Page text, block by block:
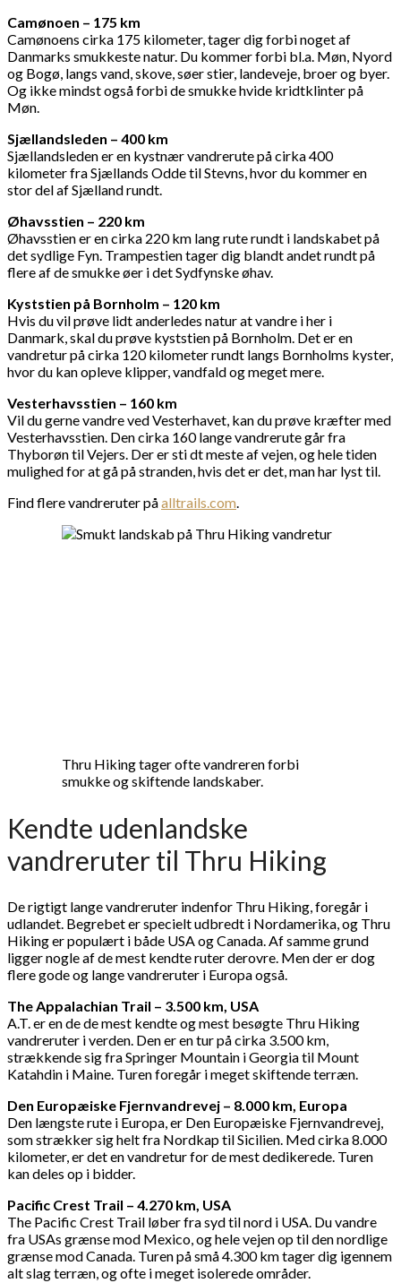
Camønoen – 175 km
Camønoens cirka 175 kilometer, tager dig forbi noget af
Danmarks smukkeste natur. Du kommer forbi bl.a. Møn, Nyord
og Bogø, langs vand, skove, søer stier, landeveje, broer og byer.
Og ikke mindst også forbi de smukke hvide kridtklinter på
Møn.
Sjællandsleden – 400 km
Sjællandsleden er en kystnær vandrerute på cirka 400
kilometer fra Sjællands Odde til Stevns, hvor du kommer en
stor del af Sjælland rundt.
Øhavsstien – 220 km
Øhavsstien er en cirka 220 km lang rute rundt i landskabet på
det sydlige Fyn. Trampestien tager dig blandt andet rundt på
flere af de smukke øer i det Sydfynske øhav.
Kyststien på Bornholm – 120 km
Hvis du vil prøve lidt anderledes natur at vandre i her i
Danmark, skal du prøve kyststien på Bornholm. Det er en
vandretur på cirka 120 kilometer rundt langs Bornholms kyster,
hvor du kan opleve klipper, vandfald og meget mere.
Vesterhavsstien – 160 km
Vil du gerne vandre ved Vesterhavet, kan du prøve kræfter med
Vesterhavsstien. Den cirka 160 lange vandrerute går fra
Thyborøn til Vejers. Der er sti dt meste af vejen, og hele tiden
mulighed for at gå på stranden, hvis det er det, man har lyst til.
Find flere vandreruter påalltrails.com
Thru Hiking tager ofte vandreren forbi
smukke og skiftende landskaber.
Kendte udenlandske
vandreruter til Thru Hiking
De rigtigt lange vandreruter indenfor Thru Hiking, foregår i
udlandet. Begrebet er specielt udbredt i Nordamerika, og Thru
Hiking er populært i både USA og Canada. Af samme grund
ligger nogle af de mest kendte ruter derovre. Men der er dog
flere gode og lange vandreruter i Europa også.
The Appalachian Trail – 3.500 km, USA
A.T. er en de de mest kendte og mest besøgte Thru Hiking
vandreruter i verden. Den er en tur på cirka 3.500 km,
strækkende sig fra Springer Mountain i Georgia til Mount
Katahdin i Maine. Turen foregår i meget skiftende terræn.
Den Europæiske Fjernvandrevej – 8.000 km, Europa
Den længste rute i Europa, er Den Europæiske Fjernvandrevej,
som strækker sig helt fra Nordkap til Sicilien. Med cirka 8.000
kilometer, er det en vandretur for de mest dedikerede. Turen
kan deles op i bidder.
Pacific Crest Trail – 4.270 km, USA
The Pacific Crest Trail løber fra syd til nord i USA. Du vandre
fra USAs grænse mod Mexico, og hele vejen op til den nordlige
grænse mod Canada. Turen på små 4.300 km tager dig igennem
alt slag terræn, og ofte i meget isolerede områder.